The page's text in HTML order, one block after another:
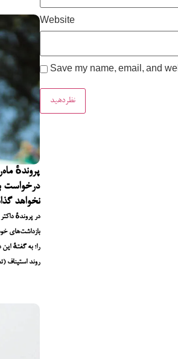
پروندهٔ
درخواست
نخواهد
در پروندهٔ
بازداشت‌های
را؛ به گفتهٔ
روند استیناف
Website
Save my name, email, and